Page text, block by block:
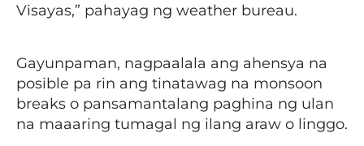
Visayas,” pahayag ng weather bureau.
Gayunpaman, nagpaalala ang ahensya na
posible pa rin ang tinatawag na monsoon
breaks o pansamantalang paghina ng ulan
na maaaring tumagal ng ilang araw o linggo.